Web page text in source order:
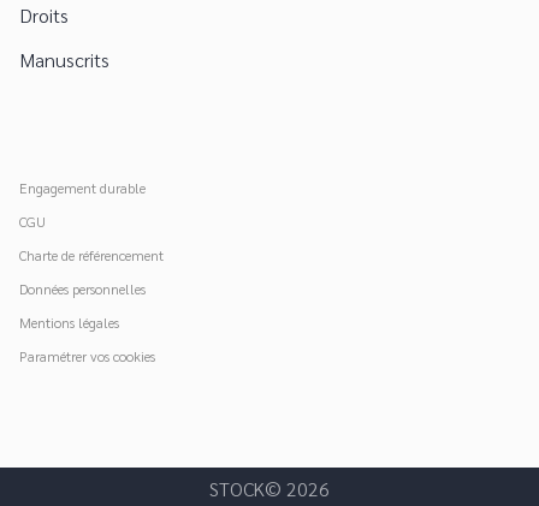
Droits
Manuscrits
Engagement durable
CGU
Charte de référencement
Données personnelles
Mentions légales
Paramétrer vos cookies
STOCK© 2026